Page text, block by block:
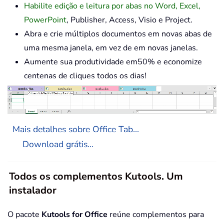
Habilite edição e leitura por abas no Word, Excel,
PowerPoint, Publisher, Access, Visio e Project.
Abra e crie múltiplos documentos em novas abas de
uma mesma janela, em vez de em novas janelas.
Aumente sua produtividade em50% e economize
centenas de cliques todos os dias!
Mais detalhes sobre Office Tab...
Download grátis...
Todos os complementos Kutools. Um
instalador
O pacote Kutools for Office reúne complementos para